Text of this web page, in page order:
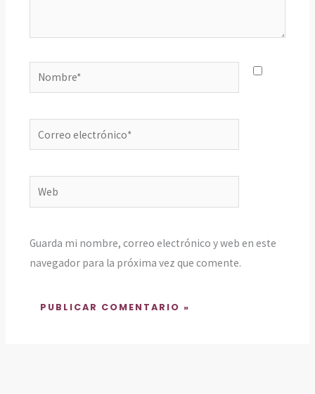
Nombre*
Correo
electrónico*
Web
Guarda mi nombre, correo electrónico y web en este
navegador para la próxima vez que comente.